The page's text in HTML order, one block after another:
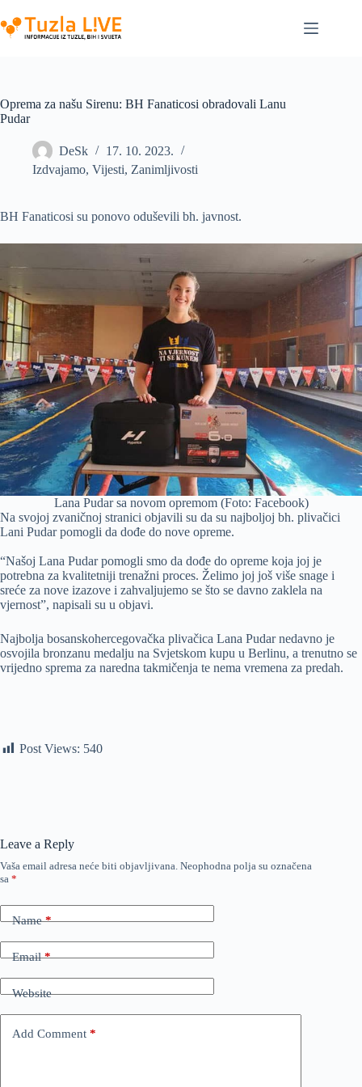
to
content
Oprema za našu Sirenu: BH Fanaticosi obradovali Lanu
Pudar
DeSk
17. 10. 2023.
Izdvajamo, Vijesti, Zanimljivosti
BH Fanaticosi su ponovo oduševili bh. javnost.
Lana Pudar sa novom opremom (Foto: Facebook)
Na svojoj zvaničnoj stranici objavili su da su najboljoj bh. plivačici
Lani Pudar pomogli da dođe do nove opreme.
“Našoj Lana Pudar pomogli smo da dođe do opreme koja joj je
potrebna za kvalitetniji trenažni proces. Želimo joj još više snage i
sreće za nove izazove i zahvaljujemo se što se davno zaklela na
vjernost”, napisali su u objavi.
Najbolja bosanskohercegovačka plivačica Lana Pudar nedavno je
osvojila bronzanu medalju na Svjetskom kupu u Berlinu, a trenutno se
vrijedno sprema za naredna takmičenja te nema vremena za predah.
Post Views: 540
Leave a Reply
Vaša email adresa neće biti objavljivana. Neophodna polja su označena
sa *
Name*
Email*
Website
Add Comment *